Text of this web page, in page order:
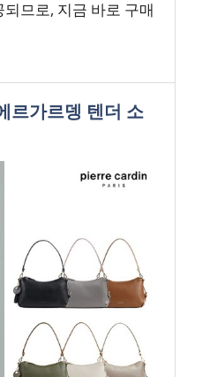
므로, 지금 바로 구매
르가르뎅 텐더 소